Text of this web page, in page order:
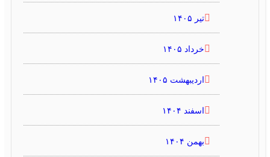
خرداد ۱۴۰۵
اردیبهشت ۱۴۰۵
اسفند ۱۴۰۴
بهمن ۱۴۰۴